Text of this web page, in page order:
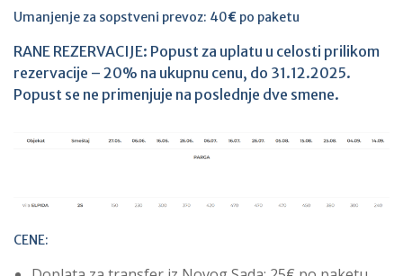
Umanjenje za sopstveni prevoz: 40€ po paketu
RANE REZERVACIJE: Popust za uplatu u celosti prilikom
rezervacije – 20% na ukupnu cenu, do 31.12.2025.
Popust se ne primenjuje na poslednje dve smene.
CENE: